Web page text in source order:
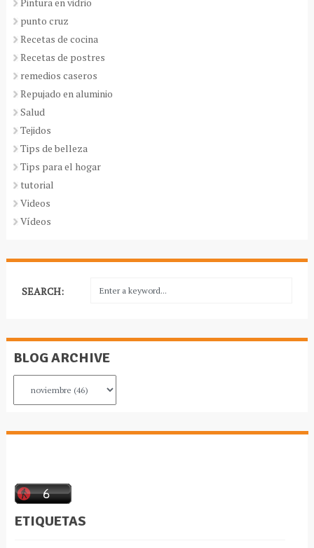
punto cruz
Recetas de cocina
Recetas de postres
remedios caseros
Repujado en aluminio
Salud
Tejidos
Tips de belleza
Tips para el hogar
tutorial
Videos
Vídeos
SEARCH:
BLOG ARCHIVE
ETIQUETAS